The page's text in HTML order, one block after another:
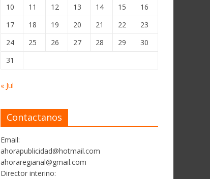
10
11 12 13 14 15
16
17
18 19 20 21 22
23
24
25 26 27 28 29
30
31
« Jul
Contactanos
Email:
ahorapublicidad@hotmail.com
ahoraregianal@gmail.com
Director interino: